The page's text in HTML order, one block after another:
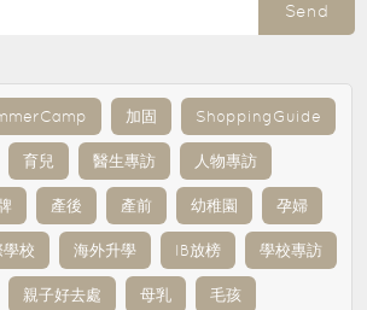
Send
加固 ShoppingGuide
育兒 醫生專訪 人物專訪
產後 產前 幼稚園 孕婦
學校 海外升學 IB放榜 學校專訪
親子好去處 母乳 毛孩